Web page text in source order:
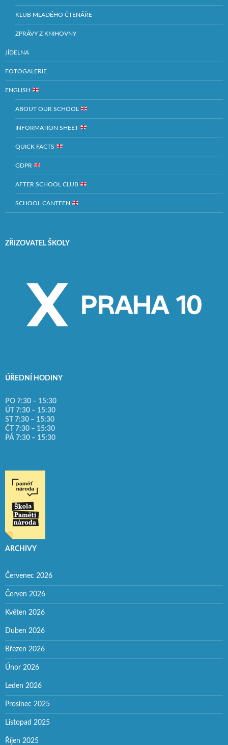
KLUB MLADÉHO ČTENÁŘE
ZPRÁVY Z KNIHOVNY
JÍDELNA
FOTOGALERIE
ENGLISH
ABOUT OUR SCHOOL
INFORMATION SHEET
QUICK FACTS
GDPR
AFTER SCHOOL CLUB
SCHOOL CANTEEN
ZŘIZOVATEL ŠKOLY
ÚŘEDNÍ HODINY
PO 7:30 – 15:30
ÚT 7:30 – 15:30
ST 7:30 – 15:30
ČT 7:30 – 15:30
PÁ 7:30 – 15:30
ARCHIVY
Červenec 2026
Červen 2026
Květen 2026
Duben 2026
Březen 2026
Únor 2026
Leden 2026
Prosinec 2025
Listopad 2025
Říjen 2025